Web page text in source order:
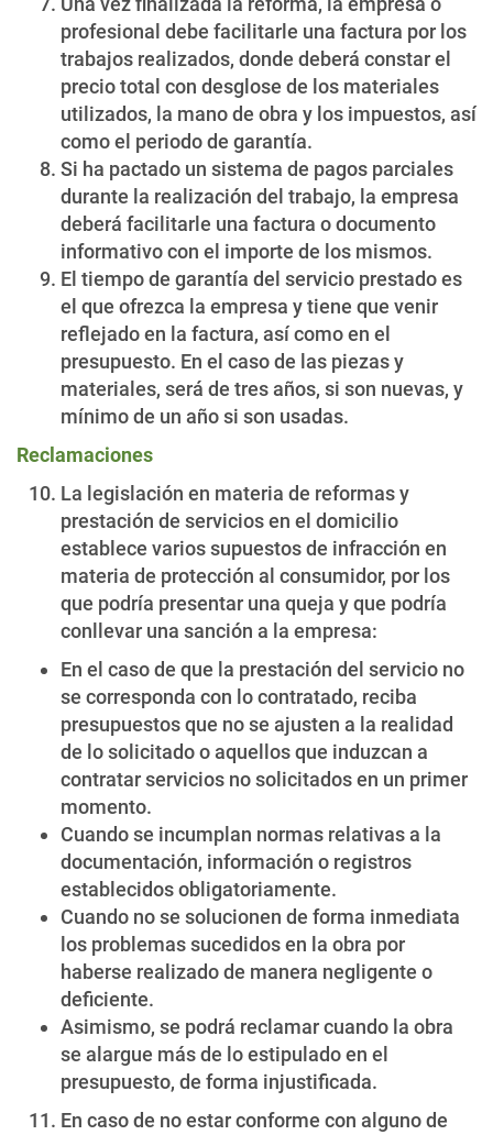
profesional debe facilitarle una factura por los
trabajos realizados, donde deberá constar el
precio total con desglose de los materiales
utilizados, la mano de obra y los impuestos, así
como el periodo de garantía.
Si ha pactado un sistema de pagos parciales
durante la realización del trabajo, la empresa
deberá facilitarle una factura o documento
informativo con el importe de los mismos.
El tiempo de garantía del servicio prestado es
el que ofrezca la empresa y tiene que venir
reflejado en la factura, así como en el
presupuesto. En el caso de las piezas y
materiales, será de tres años, si son nuevas, y
mínimo de un año si son usadas.
Reclamaciones
La legislación en materia de reformas y
prestación de servicios en el domicilio
establece varios supuestos de infracción en
materia de protección al consumidor, por los
que podría presentar una queja y que podría
conllevar una sanción a la empresa:
En el caso de que la prestación del servicio no
se corresponda con lo contratado, reciba
presupuestos que no se ajusten a la realidad
de lo solicitado o aquellos que induzcan a
contratar servicios no solicitados en un primer
momento.
Cuando se incumplan normas relativas a la
documentación, información o registros
establecidos obligatoriamente.
Cuando no se solucionen de forma inmediata
los problemas sucedidos en la obra por
haberse realizado de manera negligente o
deficiente.
Asimismo, se podrá reclamar cuando la obra
se alargue más de lo estipulado en el
presupuesto, de forma injustificada.
En caso de no estar conforme con alguno de